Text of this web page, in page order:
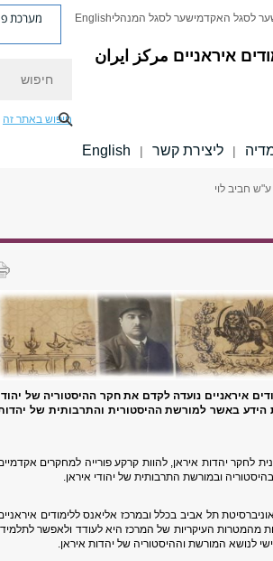
مرکز ایران
לסגל האקדמישער לסגל המנהליEnglish מערכת
חיפוש באתר זה
| ליצירת קשר |
English
חביב לוי
איראניים נועדה לקדם את חקר ההיסטוריה של
הידע באשר למורשת ההיסטורית והתרבותית של
לחקר יהדות איראן, להוות קרקע פורייה למחקרים
בהיסטוריה ובמורשת התרבותית של יהודי איראן.
תל אביב בכלל ובמרכז אליאנס ללימודים
מהמטרות העיקריות של המרכז היא לעודד ולאפשר
לנושא המורשת וההיסטוריה של יהדות איראן.